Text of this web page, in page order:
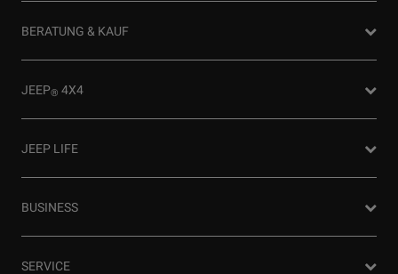
Privatkunden Angebote
BERATUNG & KAUF
Probefahrt anfragen
JEEP® 4X4
4x4 Experience
JEEP LIFE
80ᵀᴴ Anniversary
BUSINESS
Business Center
SERVICE